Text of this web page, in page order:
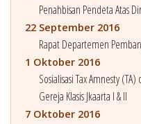
Penahbisan Pendeta Atas
22 September 2016
Rapat Departemen
1 Oktober 2016
Sosialisasi Tax Amnesty
Gereja Klasis Jkaarta I & II
7 Oktober 2016